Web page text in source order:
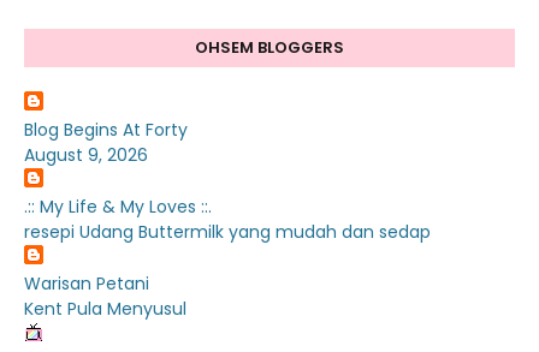
OHSEM BLOGGERS
Blog Begins At Forty
August 9, 2026
.:: My Life & My Loves ::.
resepi Udang Buttermilk yang mudah dan sedap
Warisan Petani
Kent Pula Menyusul